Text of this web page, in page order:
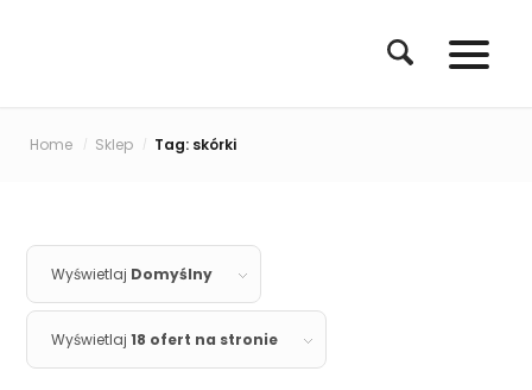
Home / Sklep / Tag: skórki
Wyświetlaj Domyślny
Wyświetlaj18 ofert na stronie